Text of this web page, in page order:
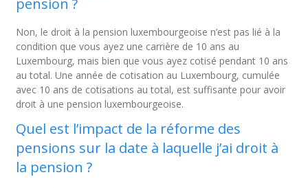
pension ?
Non, le droit à la pension luxembourgeoise n’est pas lié à la
condition que vous ayez une carrière de 10 ans au
Luxembourg, mais bien que vous ayez cotisé pendant 10 ans
au total. Une année de cotisation au Luxembourg, cumulée
avec 10 ans de cotisations au total, est suffisante pour avoir
droit à une pension luxembourgeoise.
Quel est l’impact de la réforme des
pensions sur la date à laquelle j’ai droit à
la pension ?